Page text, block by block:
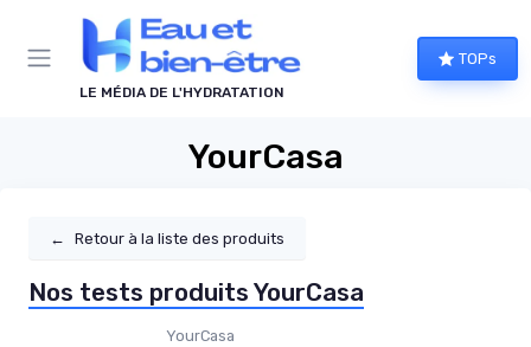
LE MÉDIA DE L'HYDRATATION
TOPs
YourCasa
← Retour à la liste des produits
Nos tests produits YourCasa
YourCasa
Panneau de gestion des cookies